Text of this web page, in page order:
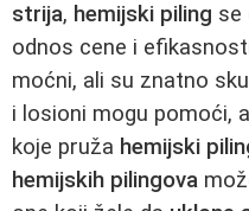
strija, hemijski piling se
odnos cene i
moćni, ali su znatno
i losioni mogu pomoći,
koje pruža hemijski
hemijskih pilingova